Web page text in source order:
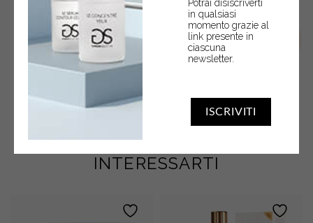
ISCRIVITI
Potrai disiscriverti
in qualsiasi
momento grazie al
link presente in
ciascuna
newsletter.
POTREBBERO ANCHE
INTERESSARTI